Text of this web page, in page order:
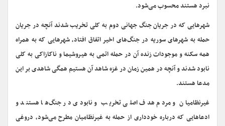
نبرد هستند محسوب می‌شود.
شهرهایی که در جریان جنگ جهانی دوم به کلی تخریب شدند آنچه در جریان
حمله به شهرهای سوریه در جنگ‌های اخیر اتفاق افتاد، شهرهایی که به همراه
همه سکنه و موجودات زنده آن در حمله اتمی به هیروشیما و ناکازاکی به کلی
نابود شدند و آنچه در همین زمان در غزه شاهد آن هستیم همگی شاهدی بر این
مدعا هستند.
غیرنظامیان و مردم هدف اصلی تخریب و نابودی در جنگ‌ها هستند و
ادعاهایی که درباره خودداری از حمله به غیرنظامیان مطرح می‌شود، دروغی